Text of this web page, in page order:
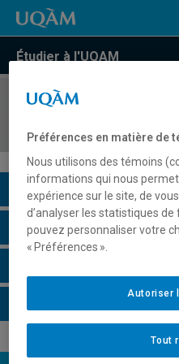
Étudier à l'UQAM
COURS//
Description du cours
Horaire - Été 2026
Préférences en matière de
Nous utilisons des témoins
informations qui nous
expérience sur le site, de
d’analyser les statistiques
pouvez personnaliser votre
« Préférences ».
Tout
Autoriser